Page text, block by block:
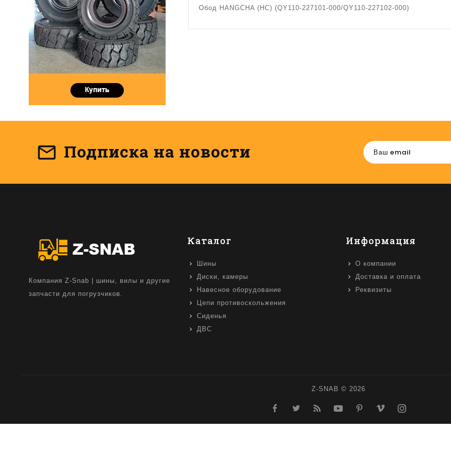
Обод HANGCHA (HC) (QY110-227101-000/QY110-227102-000)
Подписка на новости
Компания Z-Snab | шины, вилы и другие
запчасти для погрузчиков.
Каталог
Шины
Диски, камеры
Навесное оборудование
Цепи противоскольжения
Сиденья
ДВС
Информация
О компании
Доставка и оплата
Реквизиты
Z-SNAB © 2026